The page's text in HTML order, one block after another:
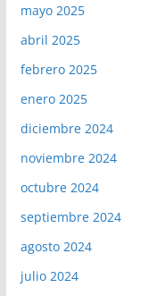
mayo 2025
abril 2025
febrero 2025
enero 2025
diciembre 2024
noviembre 2024
octubre 2024
septiembre 2024
agosto 2024
julio 2024